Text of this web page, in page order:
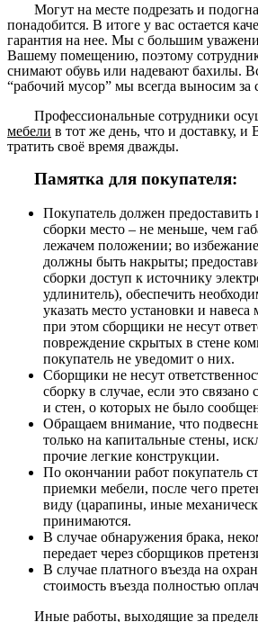
Могут на месте подрезать и
понадобится. В итоге у вас остается
гарантия на нее. Мы с большим
Вашему помещению, поэтому
снимают обувь или надевают бахилы.
“рабочий мусор” мы всегда выносим за
Профессиональные сотрудники
мебели в тот же день, что и доставку, и
тратить своё время дважды.
Памятка для покупателя:
Покупатель должен предоставить
сборки место – не меньше, чем
лежачем положении; во
должны быть накрыты;
сборки доступ к источнику
удлинитель), обеспечить
указать место установки и
при этом сборщики не несут
повреждение скрытых в стене
покупатель не уведомит о них.
Сборщики не несут
сборку в случае, если это
и стен, о которых не было
Обращаем внимание, что
только на капитальные стены,
прочие легкие конструкции.
По окончании работ покупатель
приемки мебели, после чего
виду (царапины, иные
принимаются.
В случае обнаружения брака,
передает через сборщиков
В случае платного въезда на
стоимость въезда полностью
Иные работы, выходящие за